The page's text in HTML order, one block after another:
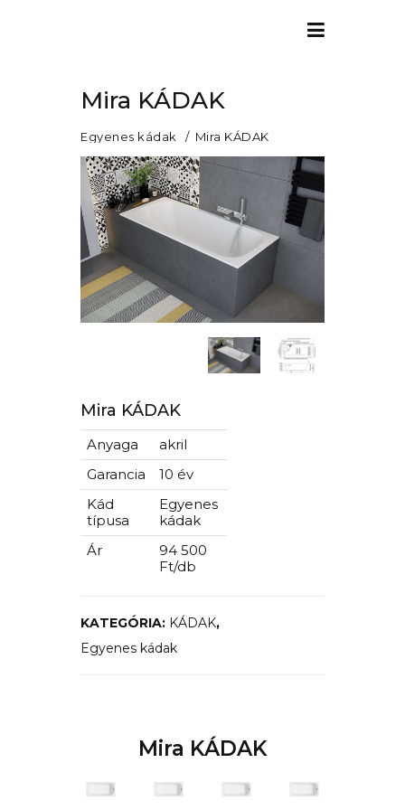
Mira KÁDAK
Egyenes kádak Mira KÁDAK
Mira KÁDAK
Anyaga
akril
Garancia
10 év
Kád
típusa
Egyenes
kádak
Ár
94 500
Ft/db
KATEGÓRIA: KÁDAK,
Egyenes kádak
Mira KÁDAK